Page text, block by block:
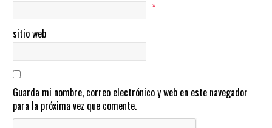
*
sitio web
Guarda mi nombre, correo electrónico y web en este navegador
para la próxima vez que comente.